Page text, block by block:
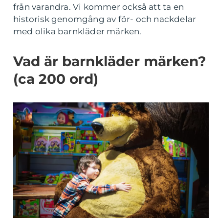
från varandra. Vi kommer också att ta en
historisk genomgång av för- och nackdelar
med olika barnkläder märken.
Vad är barnkläder märken?
(ca 200 ord)